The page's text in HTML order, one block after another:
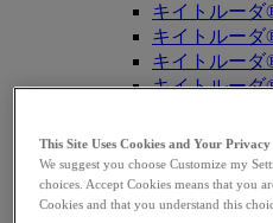
キイトルーダ
キイトルーダ
キイトルーダ
キイトルー
腫）
キイトルーダ
リンパ腫（
キイトルーダ
This Site Uses Cookies and Your
We suggest you choose Customize my
choices. Accept Cookies means that you
Cookies and that you understand this